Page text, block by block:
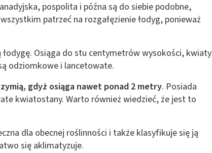
pospolita i późna są do siebie podobne,
patrzeć na rozgałęzienie łodyg, ponieważ
łodygę. Osiąga do stu centymetrów wysokości, kwiaty
odziomkowe i lancetowate.
gdyż osiąga nawet ponad 2 metry. Posiada
kwiatostany. Warto również wiedzieć, że jest to
dla obecnej roślinności i także klasyfikuje się ją
się aklimatyzuje.